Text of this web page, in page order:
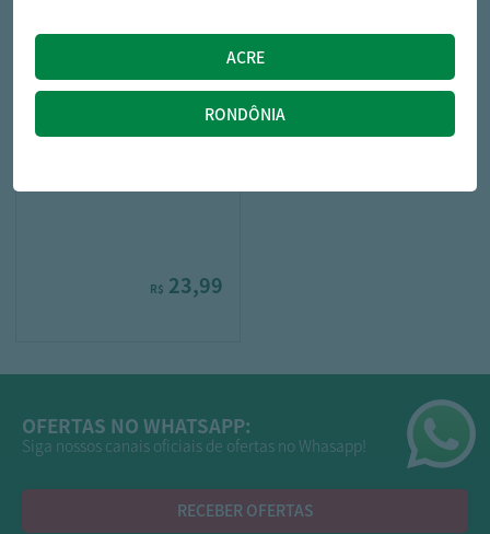
R$ 23,99
OFERTAS NO WHATSAPP:
Siga nossos canais oficiais de ofertas no Whasapp!
RECEBER OFERTAS